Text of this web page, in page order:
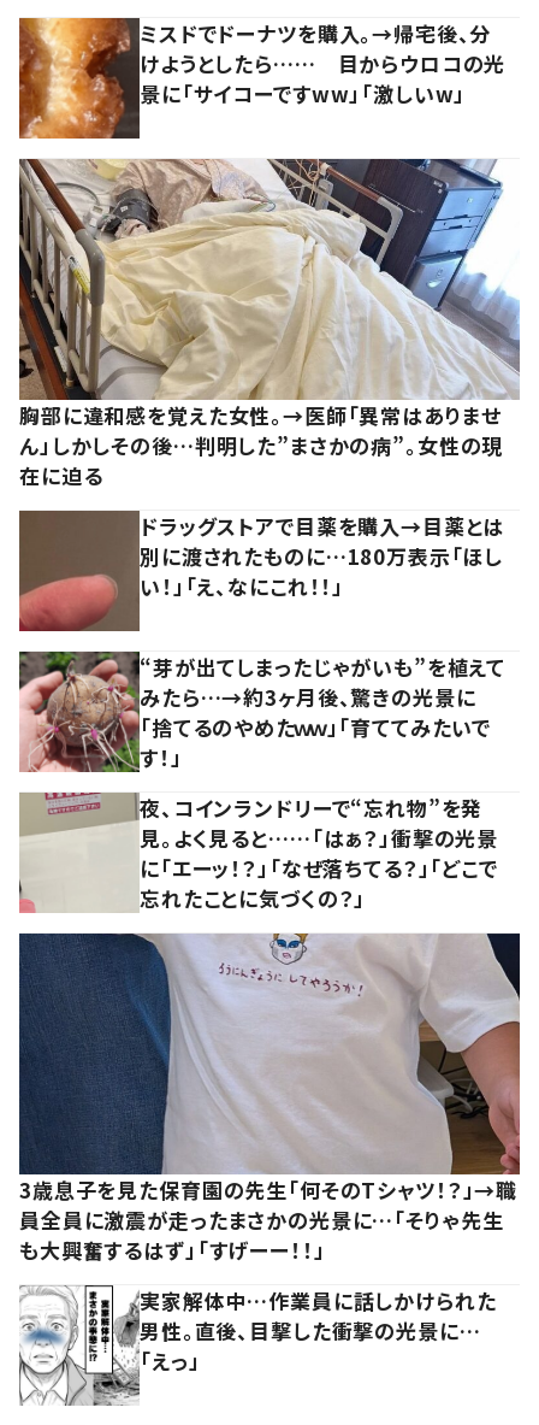
ミスドでドーナツを購入。→帰宅後、分
けようとしたら…… 目からウロコの光
景に「サイコーですww」「激しいw」
胸部に違和感を覚えた女性。→医師「異常はありませ
ん」しかしその後…判明した”まさかの病”。女性の現
在に迫る
ドラッグストアで目薬を購入→目薬とは
別に渡されたものに…180万表示「ほし
い！」「え、なにこれ！！」
“芽が出てしまったじゃがいも”を植えて
みたら…→約3ヶ月後、驚きの光景に
「捨てるのやめたｗｗ」「育ててみたいで
す！」
夜、コインランドリーで“忘れ物”を発
見。よく見ると……「はぁ？」衝撃の光景
に「エーッ！？」「なぜ落ちてる？」「どこで
忘れたことに気づくの？」
3歳息子を見た保育園の先生「何そのTシャツ！？」→職
員全員に激震が走ったまさかの光景に…「そりゃ先生
も大興奮するはず」「すげーー！！」
実家解体中…作業員に話しかけられた
男性。直後、目撃した衝撃の光景に…
「えっ」